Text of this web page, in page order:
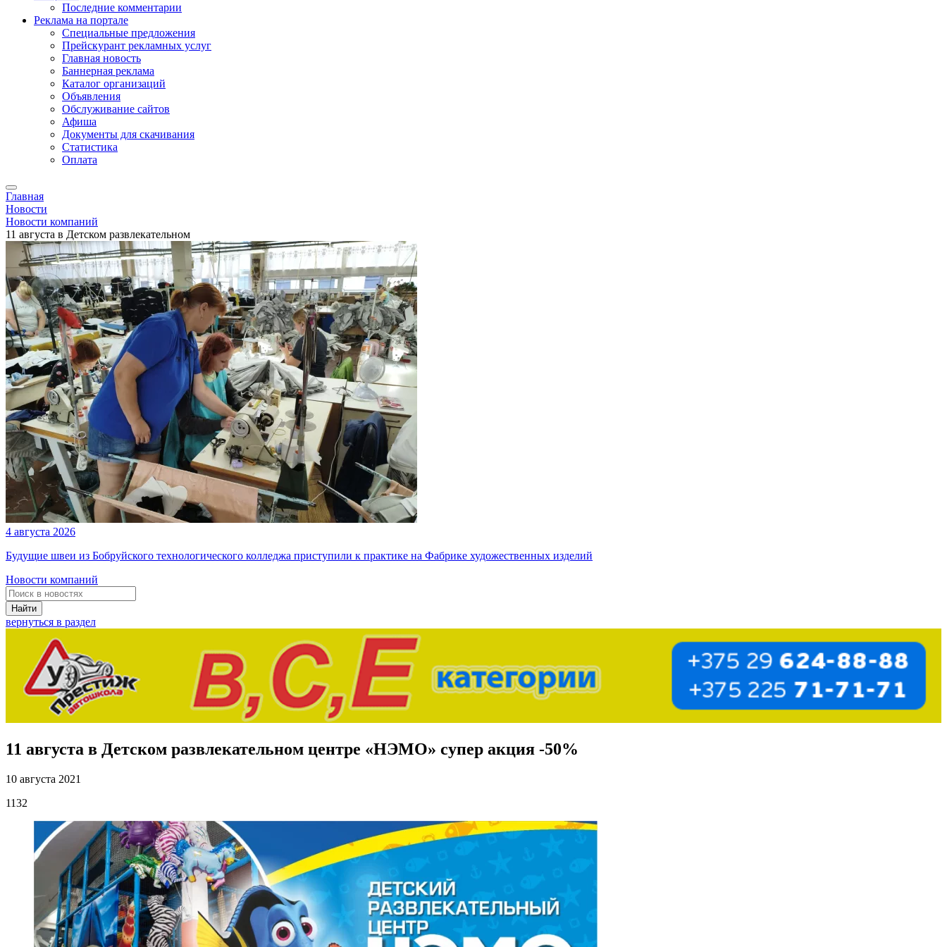
Последние комментарии
Реклама на портале
Специальные предложения
Прейскурант рекламных услуг
Главная новость
Баннерная реклама
Каталог организаций
Объявления
Обслуживание сайтов
Афиша
Документы для скачивания
Статистика
Оплата
Главная
Новости
Новости компаний
11 августа в Детском развлекательном
4 августа 2026
Будущие швеи из Бобруйского технологического колледжа приступили к практике на Фабрике художественных изделий
Новости компаний
Найти
вернуться в раздел
11 августа в Детском развлекательном центре «НЭМО» супер акция -50%
10 августа 2021
1132